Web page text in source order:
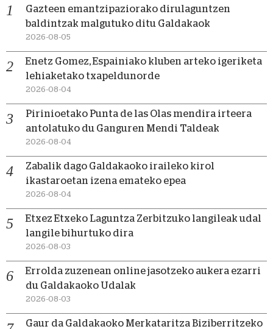
Gazteen emantzipaziorako dirulaguntzen
baldintzak malgutuko ditu Galdakaok
2026-08-05
Enetz Gomez, Espainiako kluben arteko igeriketa
lehiaketako txapeldunorde
2026-08-04
Pirinioetako Punta de las Olas mendira irteera
antolatuko du Ganguren Mendi Taldeak
2026-08-04
Zabalik dago Galdakaoko iraileko kirol
ikastaroetan izena emateko epea
2026-08-04
Etxez Etxeko Laguntza Zerbitzuko langileak udal
langile bihurtuko dira
2026-08-03
Errolda zuzenean online jasotzeko aukera ezarri
du Galdakaoko Udalak
2026-08-03
Gaur da Galdakaoko Merkataritza Biziberritzeko